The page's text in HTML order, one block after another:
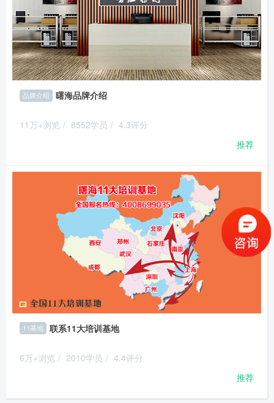
品牌介绍 曙海品牌介绍
11万+浏览 / 8552学员 / 4.3评分
推荐
11基地 联系11大培训基地
6万+浏览 / 2010学员 / 4.4评分
推荐